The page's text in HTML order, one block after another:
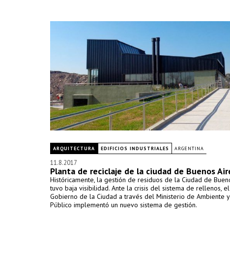
ARQUITECTURA EDIFICIOS INDUSTRIALES ARGENTINA
11.8.2017
Planta de reciclaje de la ciudad de Buenos
Históricamente, la gestión de residuos de la Ciudad de
tuvo baja visibilidad. Ante la crisis del sistema de rellenos, el
Gobierno de la Ciudad a través del Ministerio de Ambiente y
Público implementó un nuevo sistema de gestión.